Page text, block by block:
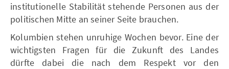
institutionelle Stabilität stehende Personen aus der
politischen Mitte an seiner Seite brauchen.
Kolumbien stehen unruhige Wochen bevor. Eine der
wichtigsten Fragen für die Zukunft des Landes
dürfte dabei die nach dem Respekt vor den